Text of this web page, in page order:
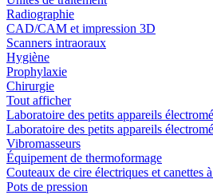
Radiographie
CAD/CAM et impression 3D
Scanners intraoraux
Hygiène
Prophylaxie
Chirurgie
Tout afficher
Laboratoire des petits appareils
Laboratoire des petits appareils
Vibromasseurs
Équipement de thermoformage
Couteaux de cire électriques et canettes
Pots de pression